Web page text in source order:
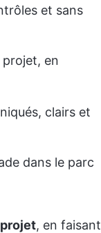
et sans
en
clairs et
dans le parc
, en faisant